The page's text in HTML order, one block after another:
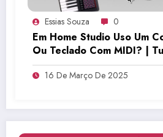
Essias Souza 0
Em Home Studio Uso Um
Ou Teclado Com MIDI? |
Teclado Musical
16 De Março De 2025